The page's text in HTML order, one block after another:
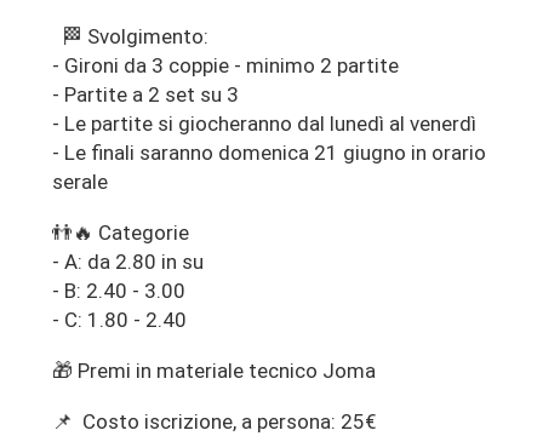
🏁 Svolgimento:
- Gironi da 3 coppie - minimo 2 partite
- Partite a 2 set su 3
- Le partite si giocheranno dal lunedì al venerdì
- Le finali saranno domenica 21 giugno in orario
serale
👬🔥 Categorie
- A: da 2.80 in su
- B: 2.40 - 3.00
- C: 1.80 - 2.40
🎁 Premi in materiale tecnico Joma
📌 Costo iscrizione, a persona: 25€